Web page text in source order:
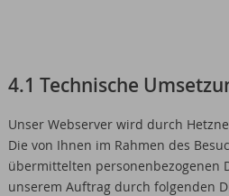
4.1 Technische
Unser Webserver wird durch
Die von Ihnen im Rahmen des
übermittelten personenbezogenen
unserem Auftrag durch folgenden